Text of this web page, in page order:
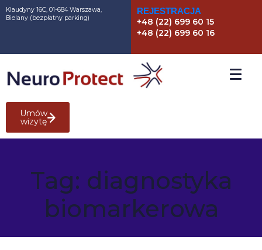
Klaudyny 16C, 01-684 Warszawa,
Bielany (bezpłatny parking)
REJESTRACJA
+48 (22) 699 60 15
+48 (22) 699 60 16
Umów
wizytę
Tag: diagnostyka
biomarkerowa